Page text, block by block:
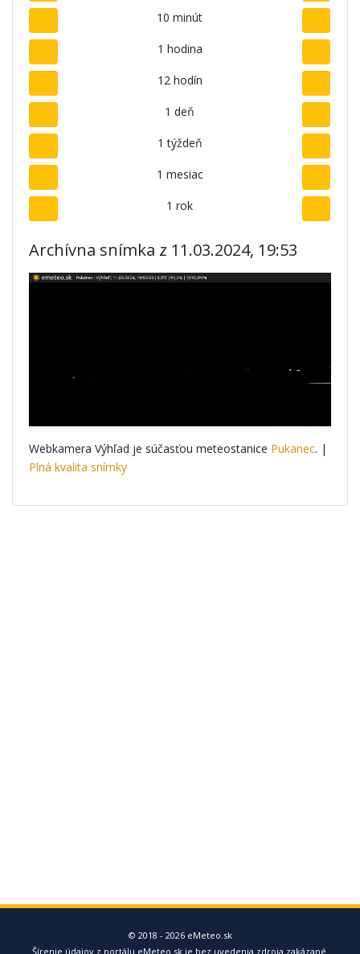
10 minút
1 hodina
12 hodín
1 deň
1 týždeň
1 mesiac
1 rok
Archívna snímka z 11.03.2024, 19:53
Webkamera Výhľad je súčasťou meteostanice Pukanec. |
Plná kvalita snímky
© 2018 - 2026 eMeteo.sk
Šírenie údajov z portálu eMeteo.sk je bez uvedenia zdroja zakázané.